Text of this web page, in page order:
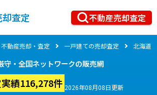
査定 不動産売却査定
不動産売却・査定 一戸建ての売却査定 北海道
守・全国ネットワークの販売網
績116,278件 2026年08月08日更新